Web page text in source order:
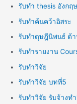
รับทำ thesis อังกฤษ
รับทำค้นคว้าอิสระ
รับทำดุษฎีนิพนธ์ ด้า
รับทำรายงาน
รับทำวิจัย
รับทำวิจัย บทที่5
รับทำวิจัย รับจ้างท